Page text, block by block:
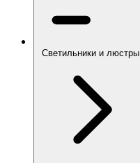
Светильники и люстры